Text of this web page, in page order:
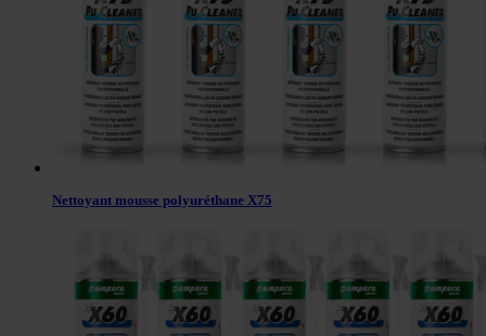
Nettoyant mousse polyuréthane X75